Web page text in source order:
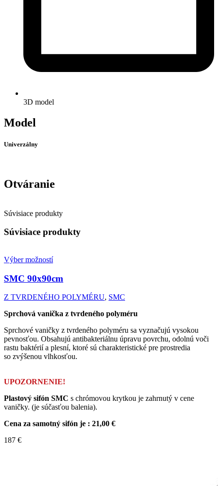
3D model
Model
Univerzálny
Otváranie
Súvisiace produkty
Súvisiace produkty
Výber možností
SMC 90x90cm
Z TVRDENÉHO POLYMÉRU, SMC
Sprchová vanička z tvrdeného polyméru
Sprchové vaničky z tvrdeného polyméru sa vyznačujú vysokou
pevnosťou. Obsahujú antibakteriálnu úpravu povrchu, odolnú voči
rastu baktérií a plesní, ktoré sú charakteristické pre prostredia
so zvýšenou vlhkosťou.
UPOZORNENIE!
Plastový sifón SMC s chrómovou krytkou je zahrnutý v cene
vaničky. (je súčasťou balenia).
Cena za samotný sifón je : 21,00 €
187 €